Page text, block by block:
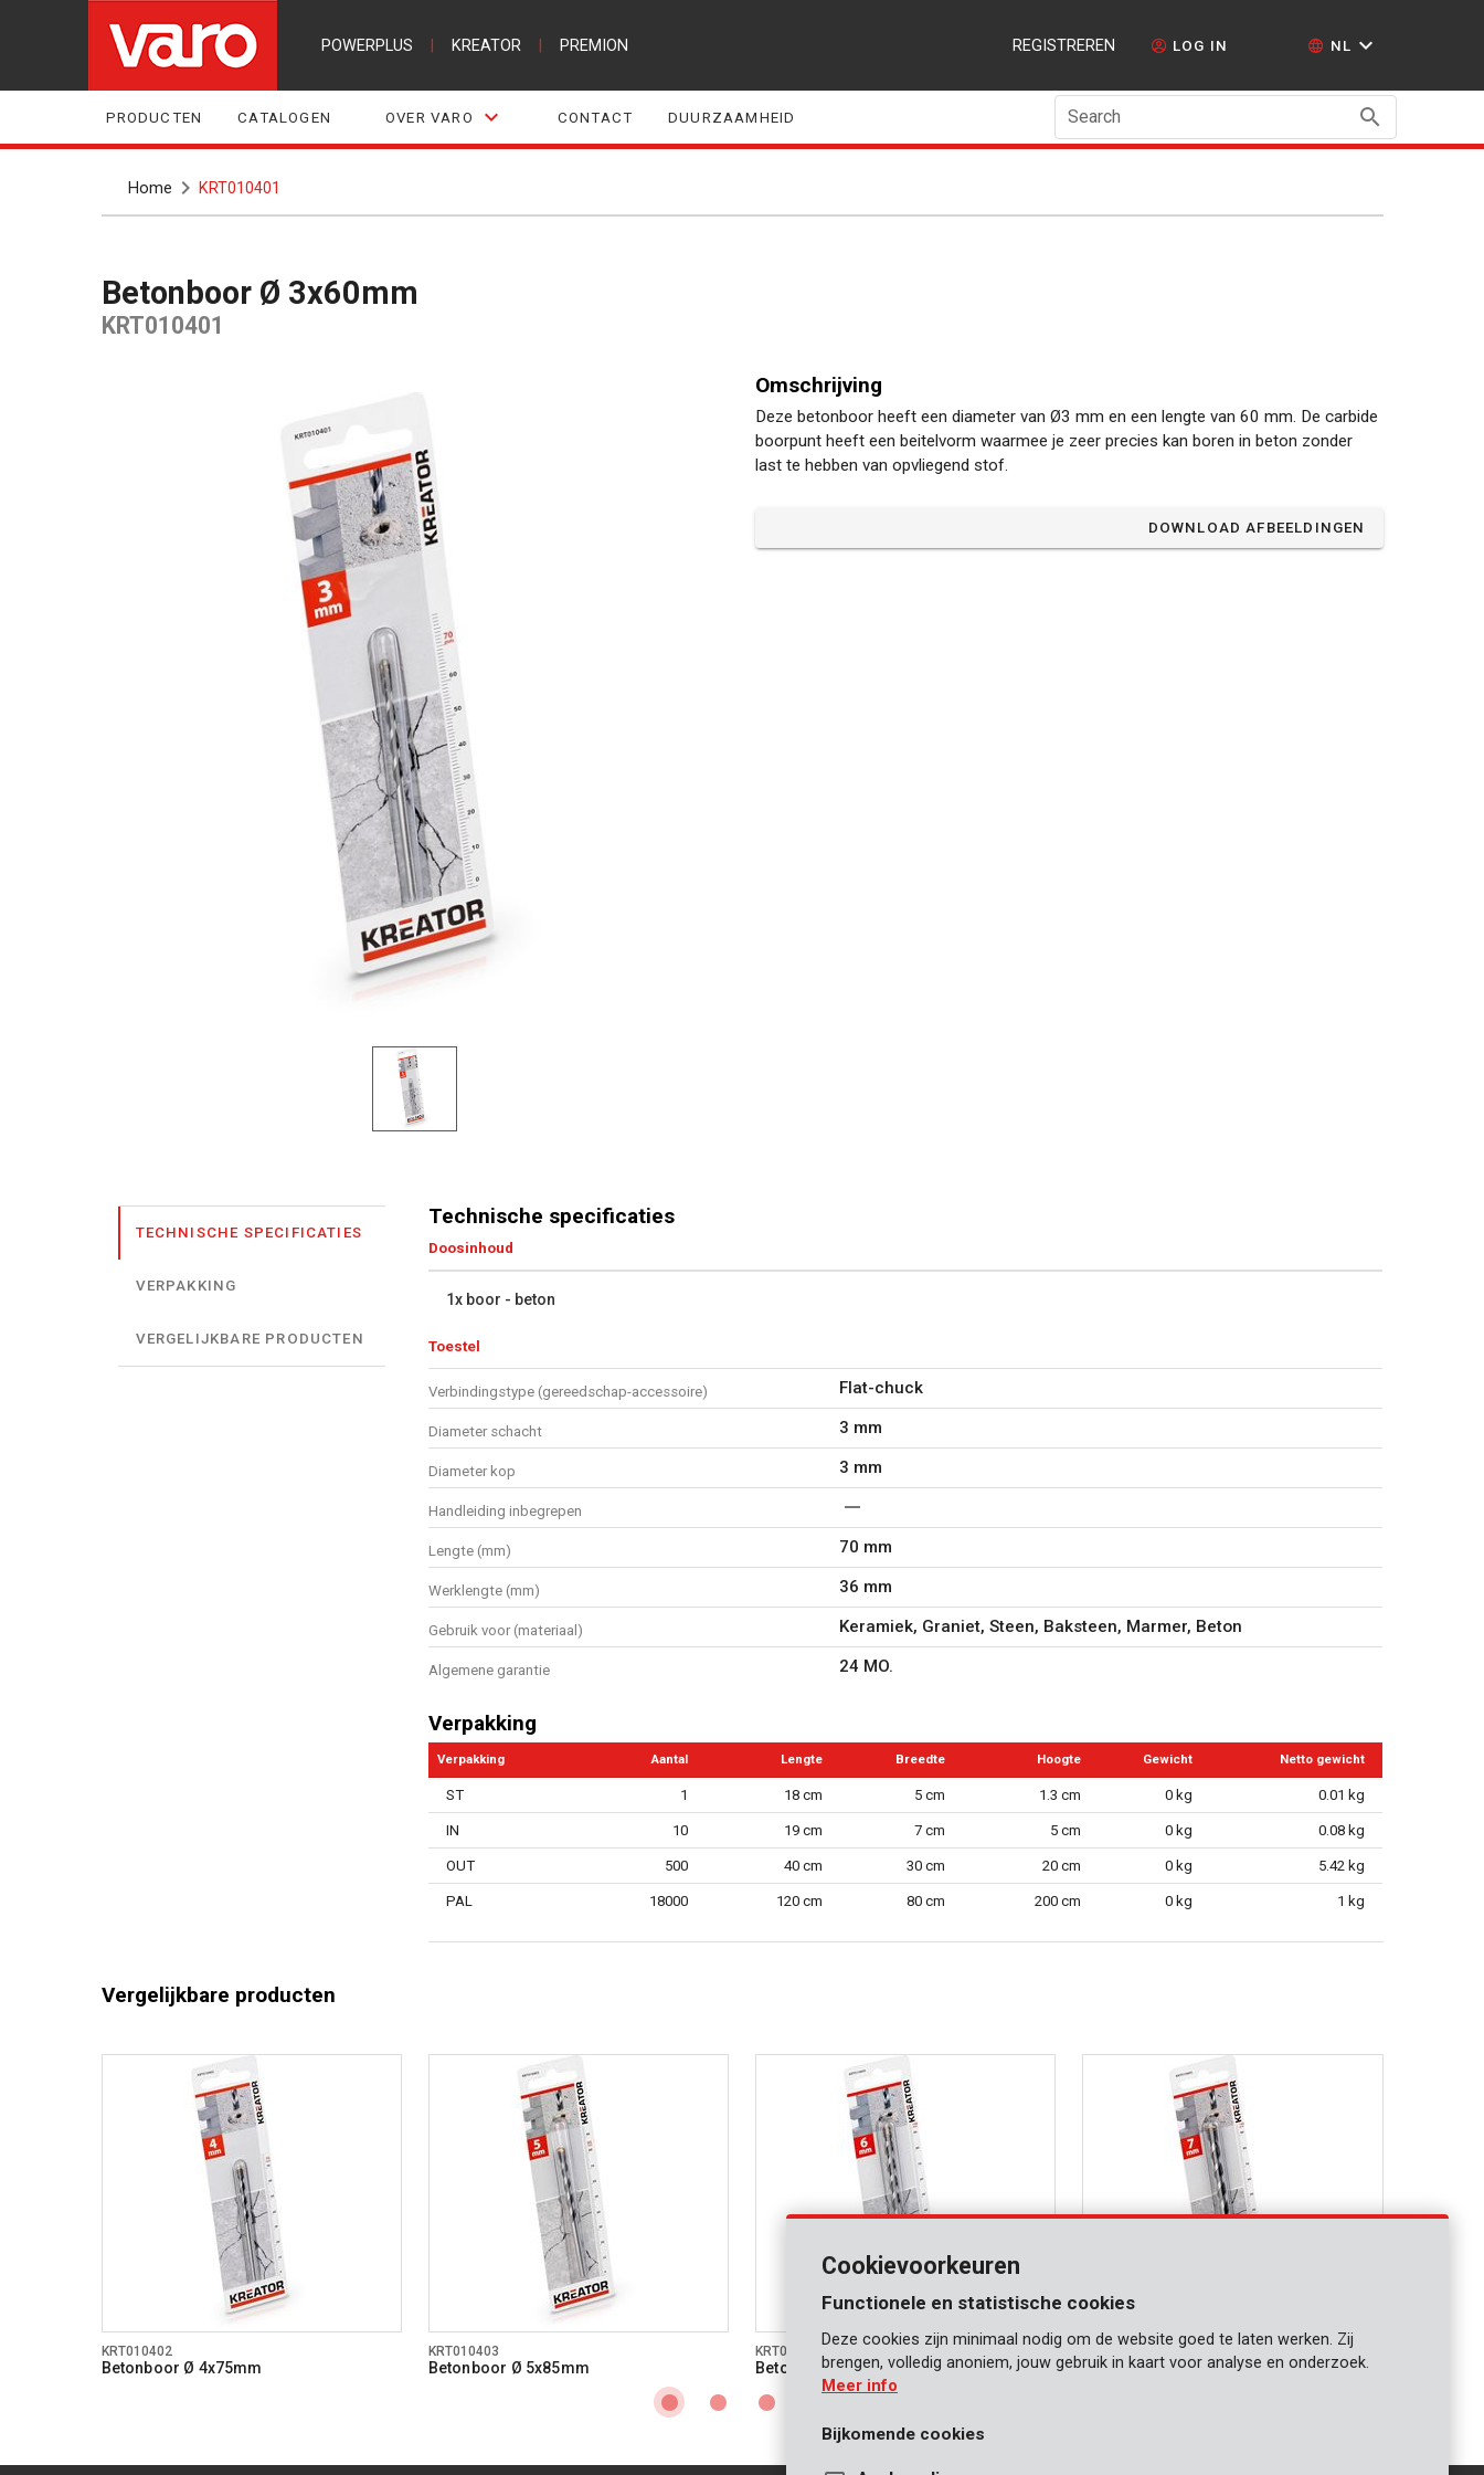
POWERPLUS KREATOR PREMION REGISTREREN LOG IN NL
PRODUCTEN CATALOGEN OVER VARO CONTACT DUURZAAMHEID Search
Home KRT010401
Betonboor Ø 3x60mm
KRT010401
Omschrijving
Deze betonboor heeft een diameter van Ø3 mm en een lengte van 60 mm. De carbide
boorpunt heeft een beitelvorm waarmee je zeer precies kan boren in beton zonder
last te hebben van opvliegend stof.
DOWNLOAD AFBEELDINGEN
TECHNISCHE SPECIFICATIES
VERPAKKING
VERGELIJKBARE PRODUCTEN
Technische specificaties
Doosinhoud
1x boor - beton
Toestel
Verbindingstype (gereedschap-accessoire) Flat-chuck
Diameter schacht 3 mm
Diameter kop 3 mm
Handleiding inbegrepen
Lengte (mm) 70 mm
Werklengte (mm) 36 mm
Gebruik voor (materiaal) Keramiek, Graniet, Steen, Baksteen, Marmer, Beton
Algemene garantie 24 MO.
Verpakking
Verpakking Aantal Lengte Breedte Hoogte Gewicht Netto gewicht
ST 1 18 cm 5 cm 1.3 cm 0 kg 0.01 kg
IN 10 19 cm 7 cm 5 cm 0 kg 0.08 kg
OUT 500 40 cm 30 cm 20 cm 0 kg 5.42 kg
PAL 18000 120 cm 80 cm 200 cm 0 kg 1 kg
Vergelijkbare producten
KRT010402
Betonboor Ø 4x75mm
KRT010403
Betonboor Ø 5x85mm
KRT010404
Betonboor Ø 6x100mm Betonboor Ø 7x100mm
Cookievoorkeuren
Functionele en statistische cookies
Deze cookies zijn minimaal nodig om de website goed te laten werken. Zij
brengen, volledig anoniem, jouw gebruik in kaart voor analyse en onderzoek.
Meer info
Bijkomende cookies